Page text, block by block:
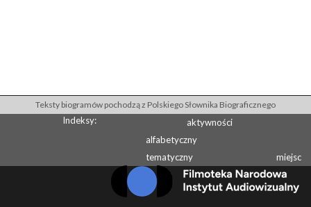
Teksty biogramów pochodzą z Polskiego Słownika Biograficznego
Indeksy:
aktywności
alfabetyczny
tematyczny
miejsc